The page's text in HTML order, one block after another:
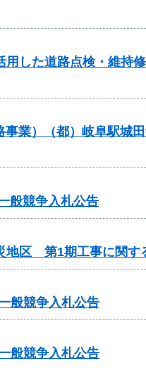
した道路点検・維持
事業）（都）岐阜駅
般競争入札公告
区 第1期工事に関す
般競争入札公告
般競争入札公告